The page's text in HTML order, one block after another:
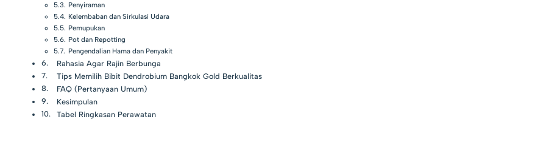
Penyiraman
Kelembaban dan Sirkulasi Udara
Pemupukan
Pot dan Repotting
Pengendalian Hama dan Penyakit
Rahasia Agar Rajin Berbunga
Tips Memilih Bibit Dendrobium Bangkok Gold Berkualitas
FAQ (Pertanyaan Umum)
Kesimpulan
Tabel Ringkasan Perawatan